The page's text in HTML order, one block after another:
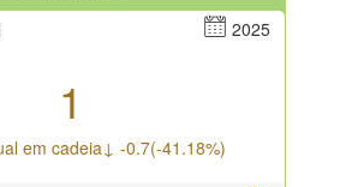
2025
1
em cadeia↓ -0.7(-41.18%)